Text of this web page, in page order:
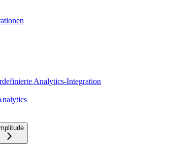
Analytics-Integration